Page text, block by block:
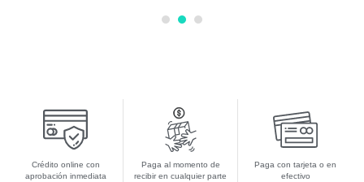
Crédito online con
aprobación inmediata
Paga al momento de
recibir en cualquier parte
Paga con tarjeta o en
efectivo